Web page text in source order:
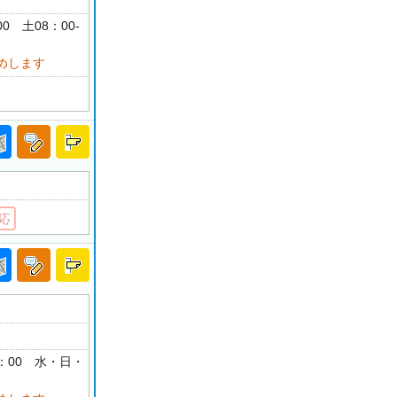
土08：00-
します
00 水・日・